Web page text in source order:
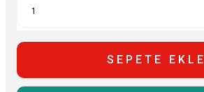
SEPETE EKLE